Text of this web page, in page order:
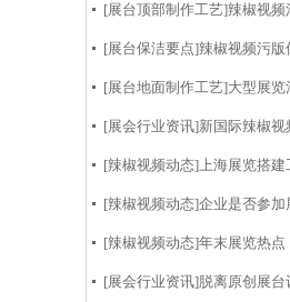
[展台顶部制作工艺]辣椒视频
[展台保洁要点]辣椒视频污版
[展台地面制作工艺]大型展览
[展会行业资讯]新国际辣椒视
[辣椒视频动态]上海展览搭建
[辣椒视频动态]企业是否参加
[辣椒视频动态]年末展览热点
[展会行业资讯]脱离原创展台